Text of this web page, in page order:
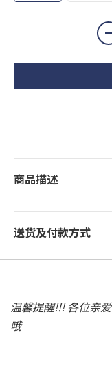
商品描述
送货及付款方式
温馨提醒!!! 各位亲
哦